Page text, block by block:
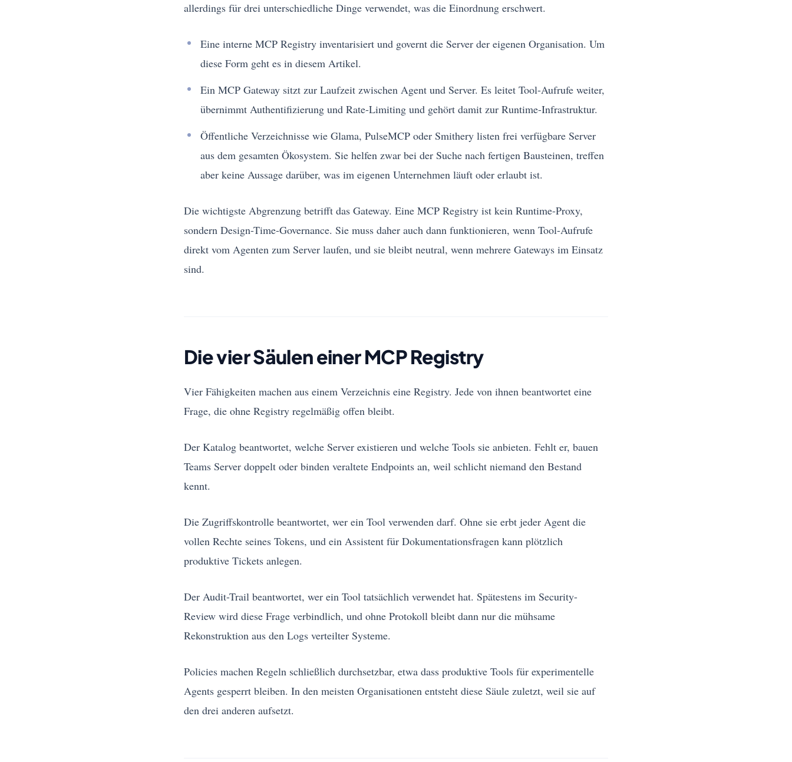
allerdings für drei unterschiedliche Dinge verwendet, was die Einordnung erschwert.
Eine interne MCP Registry inventarisiert und governt die Server der eigenen Organisation. Um
diese Form geht es in diesem Artikel.
Ein MCP Gateway sitzt zur Laufzeit zwischen Agent und Server. Es leitet Tool-Aufrufe weiter,
übernimmt Authentifizierung und Rate-Limiting und gehört damit zur Runtime-Infrastruktur.
Öffentliche Verzeichnisse wie Glama, PulseMCP oder Smithery listen frei verfügbare Server
aus dem gesamten Ökosystem. Sie helfen zwar bei der Suche nach fertigen Bausteinen, treffen
aber keine Aussage darüber, was im eigenen Unternehmen läuft oder erlaubt ist.
Die wichtigste Abgrenzung betrifft das Gateway. Eine MCP Registry ist kein Runtime-Proxy,
sondern Design-Time-Governance. Sie muss daher auch dann funktionieren, wenn Tool-Aufrufe
direkt vom Agenten zum Server laufen, und sie bleibt neutral, wenn mehrere Gateways im Einsatz
sind.
Die vier Säulen einer MCP Registry
Vier Fähigkeiten machen aus einem Verzeichnis eine Registry. Jede von ihnen beantwortet eine
Frage, die ohne Registry regelmäßig offen bleibt.
Der Katalog beantwortet, welche Server existieren und welche Tools sie anbieten. Fehlt er, bauen
Teams Server doppelt oder binden veraltete Endpoints an, weil schlicht niemand den Bestand
kennt.
Die Zugriffskontrolle beantwortet, wer ein Tool verwenden darf. Ohne sie erbt jeder Agent die
vollen Rechte seines Tokens, und ein Assistent für Dokumentationsfragen kann plötzlich
produktive Tickets anlegen.
Der Audit-Trail beantwortet, wer ein Tool tatsächlich verwendet hat. Spätestens im Security-
Review wird diese Frage verbindlich, und ohne Protokoll bleibt dann nur die mühsame
Rekonstruktion aus den Logs verteilter Systeme.
Policies machen Regeln schließlich durchsetzbar, etwa dass produktive Tools für experimentelle
Agents gesperrt bleiben. In den meisten Organisationen entsteht diese Säule zuletzt, weil sie auf
den drei anderen aufsetzt.